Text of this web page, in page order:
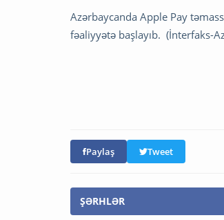
Azərbaycanda Apple Pay
fəaliyyətə başlayıb. (İnterfaks-
Paylaş Tweet
ŞƏRHLƏR